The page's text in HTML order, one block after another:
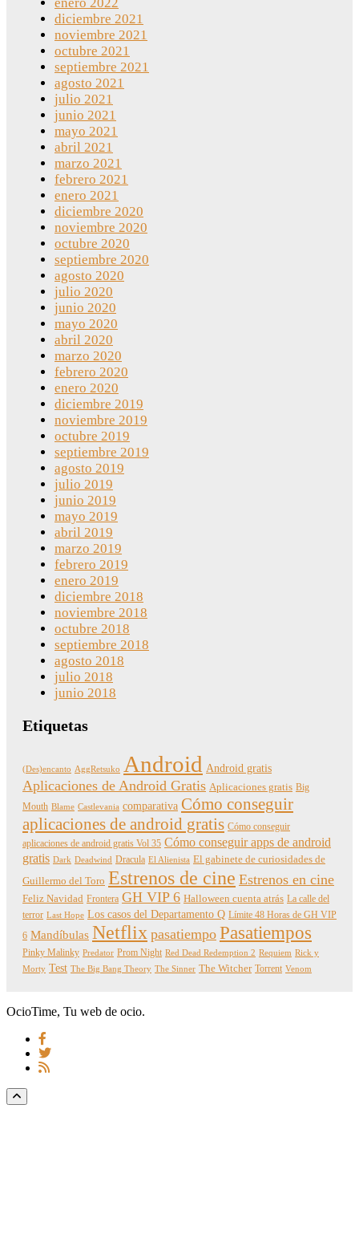
diciembre 2021
noviembre 2021
octubre 2021
septiembre 2021
agosto 2021
julio 2021
junio 2021
mayo 2021
abril 2021
marzo 2021
febrero 2021
enero 2021
diciembre 2020
noviembre 2020
octubre 2020
septiembre 2020
agosto 2020
julio 2020
junio 2020
mayo 2020
abril 2020
marzo 2020
febrero 2020
enero 2020
diciembre 2019
noviembre 2019
octubre 2019
septiembre 2019
agosto 2019
julio 2019
junio 2019
mayo 2019
abril 2019
marzo 2019
febrero 2019
enero 2019
diciembre 2018
noviembre 2018
octubre 2018
septiembre 2018
agosto 2018
julio 2018
junio 2018
Etiquetas
(Des)encanto AggRetsuko Android Android gratis
Aplicaciones de Android Gratis Aplicaciones gratis Big
Mouth Blame Castlevania comparativa Cómo conseguir
aplicaciones de android gratis Cómo conseguir
aplicaciones de android gratis Vol 35 Cómo conseguir apps de android
gratis Dark Deadwind Dracula El Alienista El gabinete de curiosidades de
Guillermo del Toro Estrenos de cine Estrenos en cine
Feliz Navidad Frontera GH VIP 6 Halloween cuenta atrás La calle del
terror Last Hope Los casos del Departamento Q Límite 48 Horas de GH VIP
6 Mandíbulas Netflix pasatiempo Pasatiempos
Pinky Malinky Predator Prom Night Red Dead Redemption 2 Requiem Rick y
Morty Test The Big Bang Theory The Sinner The Witcher Torrent Venom
OcioTime, Tu web de ocio.